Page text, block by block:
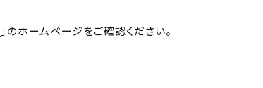
」のホームページをご確認ください。